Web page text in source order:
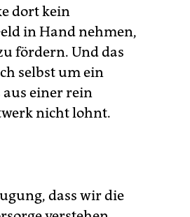
dort kein
in Hand nehmen,
fördern. Und das
selbst um ein
aus einer rein
nicht lohnt.
dass wir die